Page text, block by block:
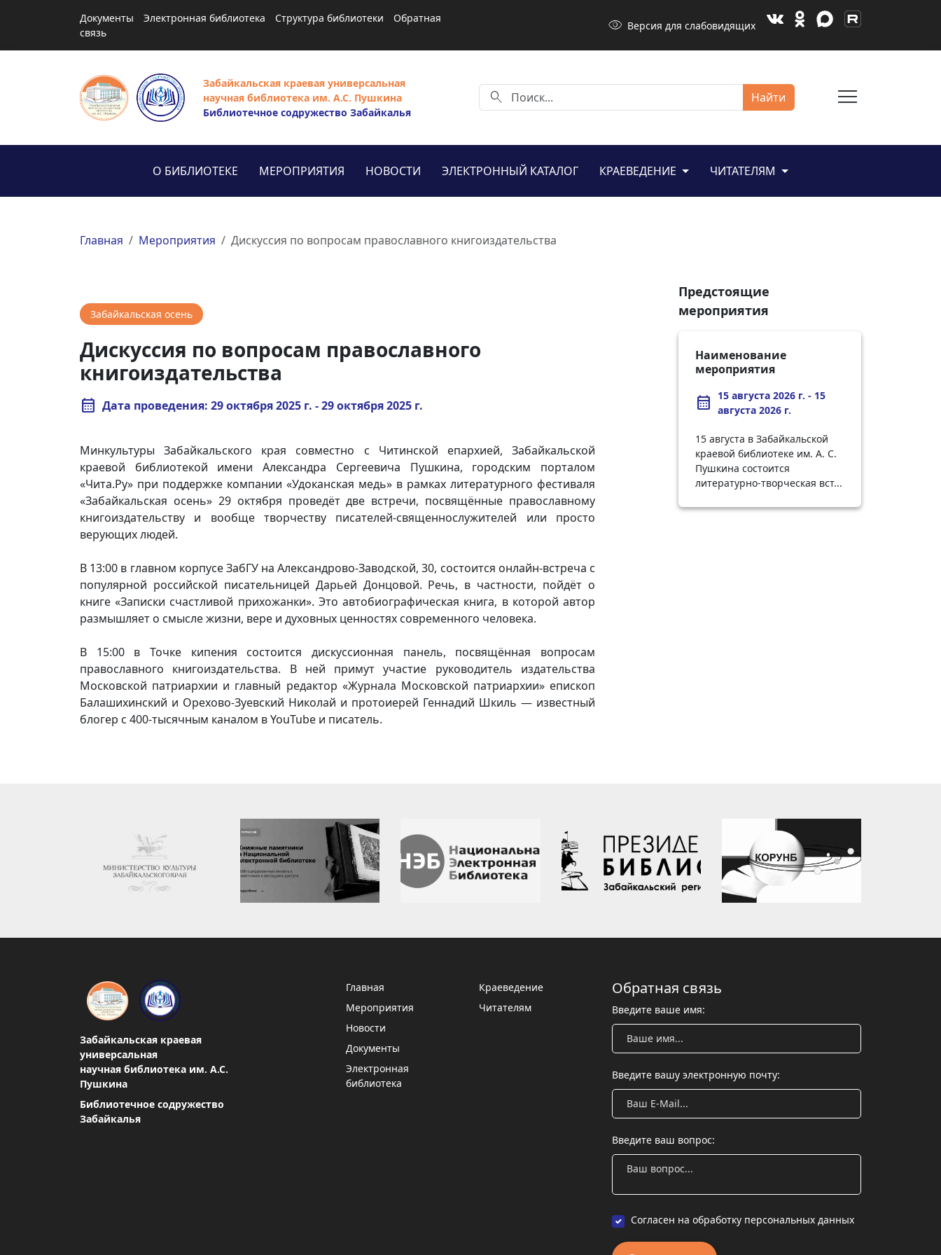
Документы Электронная библиотека Структура библиотеки
Обратная
связь
visibility Версия для слабовидящих
Забайкальская краевая универсальная
научная библиотека им. А.С. Пушкина
Библиотечное содружество Забайкалья
search Найти menu
О БИБЛИОТЕКЕ МЕРОПРИЯТИЯ НОВОСТИ ЭЛЕКТРОННЫЙ КАТАЛОГ КРАЕВЕДЕНИЕ ЧИТАТЕЛЯМ
Главная Мероприятия Дискуссия по вопросам православного книгоиздательства
Забайкальская осень
Дискуссия по вопросам православного
книгоиздательства
calendar_month Дата проведения: 29 октября 2025 г. - 29 октября 2025 г.
Минкультуры Забайкальского края совместно с Читинской епархией, Забайкальской
краевой библиотекой имени Александра Сергеевича Пушкина, городским порталом
«Чита.Ру» при поддержке компании «Удоканская медь» в рамках литературного фестиваля
«Забайкальская осень» 29 октября проведёт две встречи, посвящённые православному
книгоиздательству и вообще творчеству писателей-священнослужителей или просто
верующих людей.
В 13:00 в главном корпусе ЗабГУ на Александрово-Заводской, 30, состоится онлайн-встреча с
популярной российской писательницей Дарьей Донцовой. Речь, в частности, пойдёт о
книге «Записки счастливой прихожанки». Это автобиографическая книга, в которой автор
размышляет о смысле жизни, вере и духовных ценностях современного человека.
В 15:00 в Точке кипения состоится дискуссионная панель, посвящённая вопросам
православного книгоиздательства. В ней примут участие руководитель издательства
Московской патриархии и главный редактор «Журнала Московской патриархии» епископ
Балашихинский и Орехово-Зуевский Николай и протоиерей Геннадий Шкиль — известный
блогер с 400-тысячным каналом в YouTube и писатель.
Предстоящие
мероприятия
Наименование
мероприятия
calendar_month
15 августа 2026 г. - 15
августа 2026 г.
15 августа в Забайкальской
краевой библиотеке им. А. С.
Пушкина состоится
литературно-творческая вст...
Забайкальская краевая
универсальная
научная библиотека им. А.С.
Пушкина
Библиотечное содружество
Забайкалья
Главная
Мероприятия
Новости
Документы
Электронная
библиотека
Краеведение
Читателям
Обратная связь
Введите ваше имя:
Введите вашу электронную почту:
Введите ваш вопрос:
Согласен на обработку персональных данных